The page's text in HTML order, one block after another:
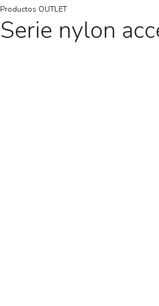
Productos OUTLET
Serie nylon